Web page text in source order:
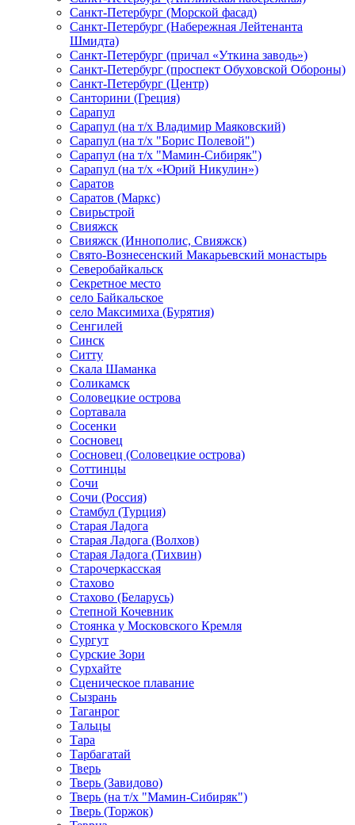
Санкт-Петербург (Морской фасад)
Санкт-Петербург (Набережная Лейтенанта
Шмидта)
Санкт-Петербург (причал «Уткина заводь»)
Санкт-Петербург (проспект Обуховской Обороны)
Санкт-Петербург (Центр)
Санторини (Греция)
Сарапул
Сарапул (на т/х Владимир Маяковский)
Сарапул (на т/х "Борис Полевой")
Сарапул (на т/х "Мамин-Сибиряк")
Сарапул (на т/х «Юрий Никулин»)
Саратов
Саратов (Маркс)
Свирьстрой
Свияжск
Свияжск (Иннополис, Свияжск)
Свято-Вознесенский Макарьевский монастырь
Северобайкальск
Секретное место
село Байкальское
село Максимиха (Бурятия)
Сенгилей
Синск
Ситту
Скала Шаманка
Соликамск
Соловецкие острова
Сортавала
Сосенки
Сосновец
Сосновец (Соловецкие острова)
Соттинцы
Сочи
Сочи (Россия)
Стамбул (Турция)
Старая Ладога
Старая Ладога (Волхов)
Старая Ладога (Тихвин)
Старочеркасская
Стахово
Стахово (Беларусь)
Степной Кочевник
Стоянка у Московского Кремля
Сургут
Сурские Зори
Сурхайте
Сценическое плавание
Сызрань
Таганрог
Тальцы
Тара
Тарбагатай
Тверь
Тверь (Завидово)
Тверь (на т/х "Мамин-Сибиряк")
Тверь (Торжок)